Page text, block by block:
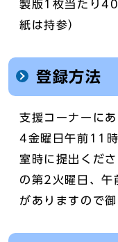
製版1枚当たり
紙は持参）
登録方法
支援コーナーに
4金曜日午前11
室時に提出くだ
の第2火曜日、
がありますので